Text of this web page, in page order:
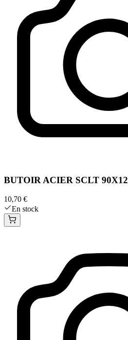
BUTOIR ACIER SCLT
10,70 €
En stock